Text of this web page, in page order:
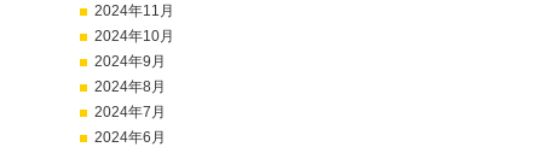
2024年11月
2024年10月
2024年9月
2024年8月
2024年7月
2024年6月